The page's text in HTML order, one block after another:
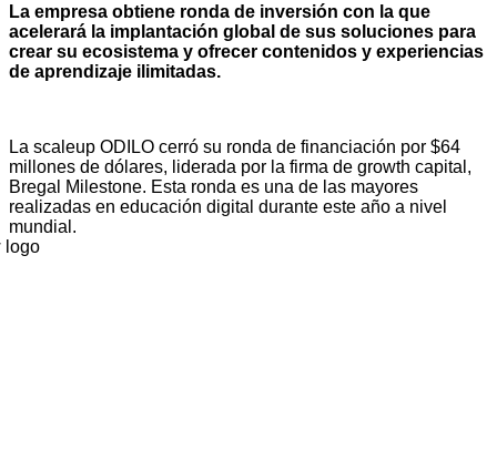
La empresa obtiene ronda de inversión con la que
acelerará la implantación global de sus soluciones para
crear su ecosistema y ofrecer contenidos y experiencias
de aprendizaje ilimitadas.
La scaleup ODILO cerró su ronda de financiación por $64
millones de dólares, liderada por la firma de growth capital,
Bregal Milestone. Esta ronda es una de las mayores
realizadas en educación digital durante este año a nivel
mundial.